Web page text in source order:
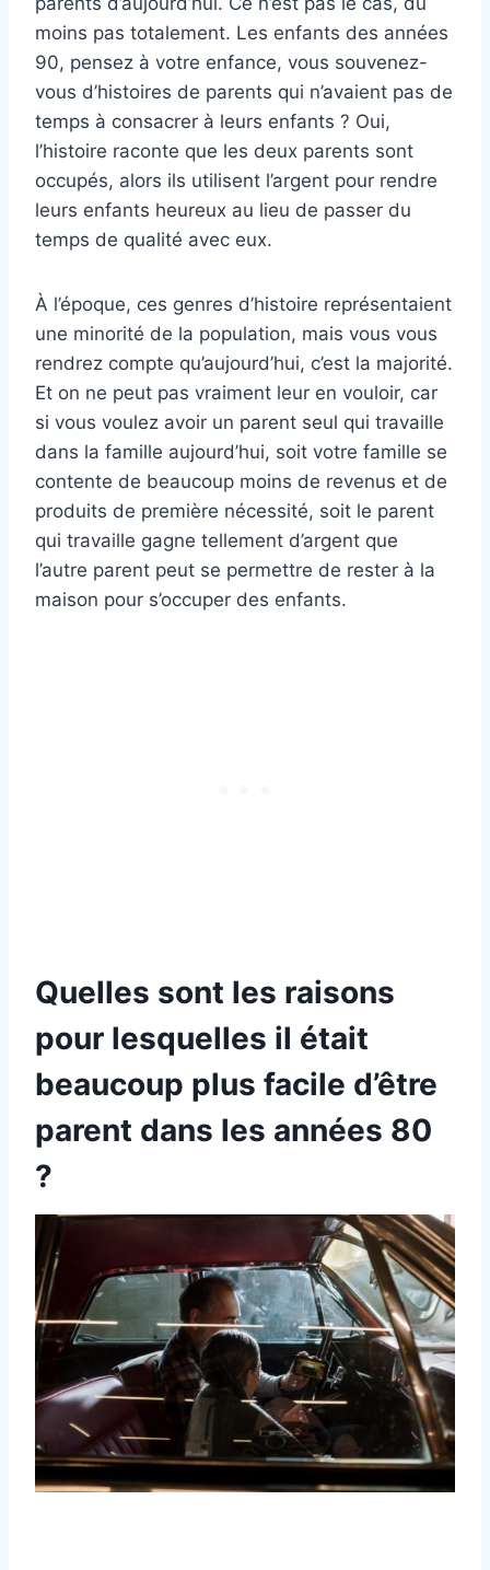
moins pas totalement. Les enfants des années
90, pensez à votre enfance, vous souvenez-
vous d’histoires de parents qui n’avaient pas de
temps à consacrer à leurs enfants ? Oui,
l’histoire raconte que les deux parents sont
occupés, alors ils utilisent l’argent pour rendre
leurs enfants heureux au lieu de passer du
temps de qualité avec eux.
À l’époque, ces genres d’histoire représentaient
une minorité de la population, mais vous vous
rendrez compte qu’aujourd’hui, c’est la majorité.
Et on ne peut pas vraiment leur en vouloir, car
si vous voulez avoir un parent seul qui travaille
dans la famille aujourd’hui, soit votre famille se
contente de beaucoup moins de revenus et de
produits de première nécessité, soit le parent
qui travaille gagne tellement d’argent que
l’autre parent peut se permettre de rester à la
maison pour s’occuper des enfants.
Quelles sont les raisons
pour lesquelles il était
beaucoup plus facile d’être
parent dans les années 80
?